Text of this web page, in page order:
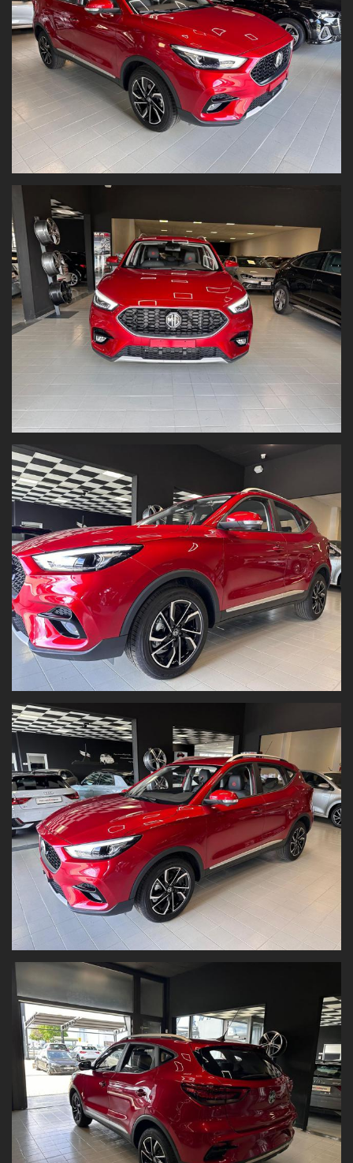
MG ZS 1.5 VTi-tech Luxury PRONTA CONSEGNA (Vari Colori)
Accessori:
Telecamera di parcheggio a 360°
Navigazione satellitare
Display digitale con informazioni per il conducente
Touchscreen a colori da 10,1"
Apple CarPlay™
Android Auto™
Sensori di parcheggio posteriori
Prezzo al netto dell’immatricolazione
Panoramauto Torino S.r.l.
Valutiamo il tuo usato! Vuoi permutare la tua vettura o venderla?
Inviacifoto e datisu:
www.panoramautotorino.it→ sezione “Acquistiamo il tuo
usato”
Strada Settimo 364, Torino
(di fronte al centro commerciale
Panorama)
Nota bene:
Tutti i dati tecnici e gli accessori sono riportati con la massima
accuratezza. Tuttavia, le informazioni hannovalore indicativo
non costituiscono vincolo contrattuale.
Fogli informativi disponibili in sede.